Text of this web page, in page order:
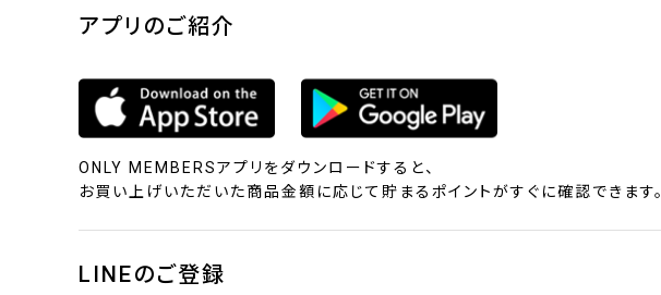
アプリのご紹介
ONLY MEMBERSアプリをダウンロードすると、
お買い上げいただいた商品金額に応じて貯まるポイントがすぐに確認できます。
LINEのご登録